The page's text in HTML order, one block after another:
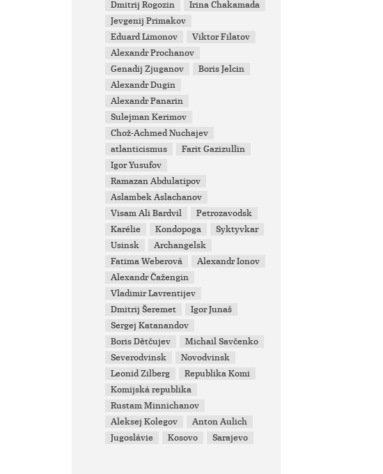
Dmitrij Rogozin
Irina Chakamada
Jevgenij Primakov
Eduard Limonov
Viktor Filatov
Alexandr Prochanov
Genadij Zjuganov
Boris Jelcin
Alexandr Dugin
Alexandr Panarin
Sulejman Kerimov
Chož-Achmed Nuchajev
atlanticismus
Farit Gazizullin
Igor Yusufov
Ramazan Abdulatipov
Aslambek Aslachanov
Visam Ali Bardvil
Petrozavodsk
Karélie
Kondopoga
Syktyvkar
Usinsk
Archangelsk
Fatima Weberová
Alexandr Ionov
Alexandr Čažengin
Vladimir Lavrentijev
Dmitrij Šeremet
Igor Junaš
Sergej Katanandov
Boris Dětčujev
Michail Savčenko
Severodvinsk
Novodvinsk
Leonid Zilberg
Republika Komi
Komijská republika
Rustam Minnichanov
Aleksej Kolegov
Anton Aulich
Jugoslávie
Kosovo Sarajevo